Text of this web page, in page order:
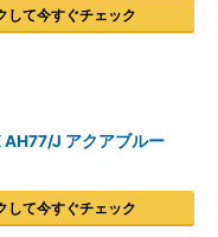
して今すぐチェック
AH77/J アクアブルー
して今すぐチェック